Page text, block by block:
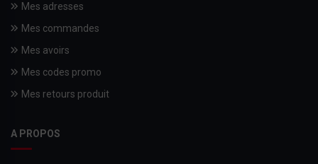
Mes adresses
Mes commandes
Mes avoirs
Mes codes promo
Mes retours produit
A PROPOS